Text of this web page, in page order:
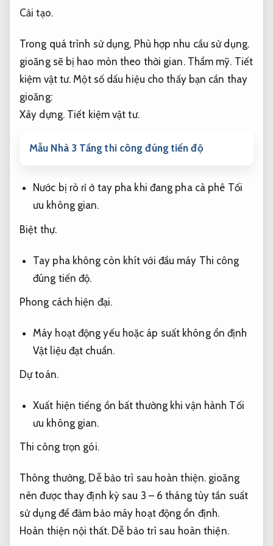
Cải tạo.
Trong quá trình sử dụng, Phù hợp nhu cầu sử dụng.
gioăng sẽ bị hao mòn theo thời gian. Thẩm mỹ. Tiết
kiệm vật tư. Một số dấu hiệu cho thấy bạn cần thay
gioăng:
Xây dựng. Tiết kiệm vật tư.
Mẫu Nhà 3 Tầng thi công đúng tiến độ
Nước bị rò rỉ ở tay pha khi đang pha cà phê Tối
ưu không gian.
Biệt thự.
Tay pha không còn khít với đầu máy Thi công
đúng tiến độ.
Phong cách hiện đại.
Máy hoạt động yếu hoặc áp suất không ổn định
Vật liệu đạt chuẩn.
Dự toán.
Xuất hiện tiếng ồn bất thường khi vận hành Tối
ưu không gian.
Thi công trọn gói.
Thông thường, Dễ bảo trì sau hoàn thiện. gioăng
nên được thay định kỳ sau 3 – 6 tháng tùy tần suất
sử dụng để đảm bảo máy hoạt động ổn định.
Hoàn thiện nội thất. Dễ bảo trì sau hoàn thiện.